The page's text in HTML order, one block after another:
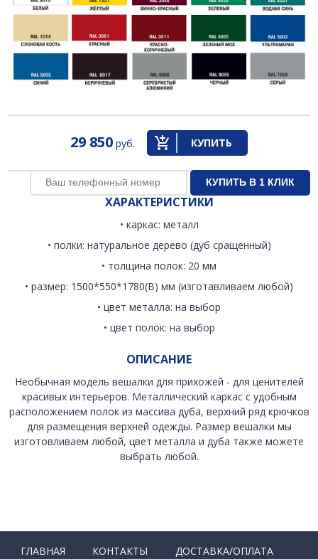
29 850 руб. КУПИТЬ
ХАРАКТЕРИСТИКИ
• каркас: металл
• полки: натуральное дерево (дуб сращенный)
• толщина полок: 20 мм
• размер: 1500*550*1780(В) мм (изготавливаем любой)
• цвет металла: на выбор
• цвет полок: на выбор
ОПИСАНИЕ
Необычная модель вешалки для прихожей - для ценителей
красивых интерьеров. Металлический каркас с удобным
расположением полок из массива дуба, верхний ряд крючков
для размещения верхней одежды. Размер вешалки мы
изготовливаем любой, цвет металла и дуба также можете
выбрать любой.
ГЛАВНАЯ КОНТАКТЫ ДОСТАВКА/ОПЛАТА